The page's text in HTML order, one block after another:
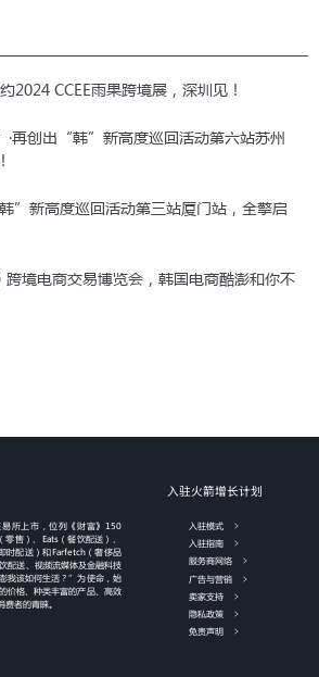
2024 CCEE雨果跨境展，深圳见！
再创出“韩”新高度巡回活动第六站苏州
”新高度巡回活动第三站厦门站，全擎启
境电商交易博览会，韩国电商酷澎和你不
所上市，位列《财富》150
售）、Eats（餐饮配送）、
时配送）和Farfetch（奢侈品
送、视频流媒体及金融科技
我该如何生活？”为使命，始
价格、种类丰富的产品、高效
者的青睐。
入驻火箭增长计划
入驻模式
入驻指南
服务商网络
广告与营销
卖家支持
隐私政策
免责声明